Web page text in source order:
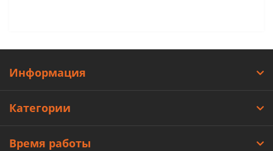
Информация
Категории
Время работы